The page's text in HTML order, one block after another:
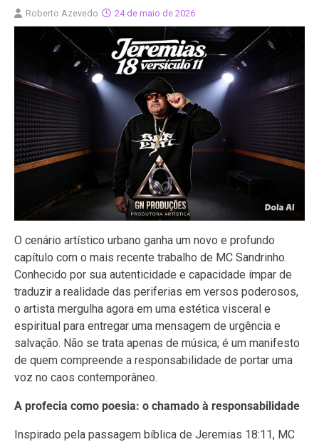
Roberto Azevedo 24 de maio de 2026
O cenário artístico urbano ganha um novo e profundo
capítulo com o mais recente trabalho de MC Sandrinho.
Conhecido por sua autenticidade e capacidade ímpar de
traduzir a realidade das periferias em versos poderosos,
o artista mergulha agora em uma estética visceral e
espiritual para entregar uma mensagem de urgência e
salvação. Não se trata apenas de música; é um manifesto
de quem compreende a responsabilidade de portar uma
voz no caos contemporâneo.
A profecia como poesia: o chamado à responsabilidade
Inspirado pela passagem bíblica de Jeremias 18:11, MC